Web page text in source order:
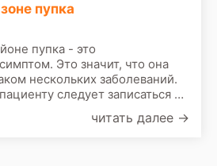
пупка
пупка - это
Это значит, что она
нескольких заболеваний.
следует записаться на
сделать следующие
читать далее →